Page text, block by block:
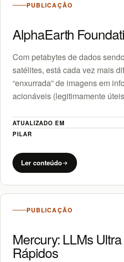
PUBLICAÇÃO
AlphaEarth
Com petabytes de dados
satélites, está cada vez mais
“enxurrada” de imagens em
acionáveis (legitimamente
ATUALIZADO EM
PILAR
Ler conteúdo
PUBLICAÇÃO
Mercury: LLMs Ultra
Rápidos